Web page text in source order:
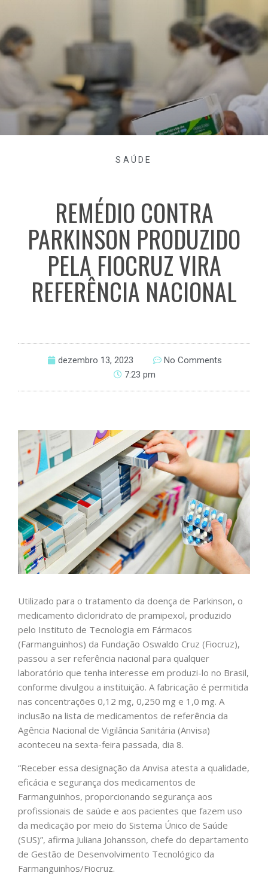
SAÚDE
REMÉDIO CONTRA
PARKINSON PRODUZIDO
PELA FIOCRUZ VIRA
REFERÊNCIA NACIONAL
dezembro 13, 2023
No Comments
7:23 pm
Utilizado para o tratamento da doença de Parkinson, o
medicamento dicloridrato de pramipexol, produzido
pelo Instituto de Tecnologia em Fármacos
(Farmanguinhos) da Fundação Oswaldo Cruz (Fiocruz),
passou a ser referência nacional para qualquer
laboratório que tenha interesse em produzi-lo no Brasil,
conforme divulgou a instituição. A fabricação é permitida
nas concentrações 0,12 mg, 0,250 mg e 1,0 mg. A
inclusão na lista de medicamentos de referência da
Agência Nacional de Vigilância Sanitária (Anvisa)
aconteceu na sexta-feira passada, dia 8.
“Receber essa designação da Anvisa atesta a qualidade,
eficácia e segurança dos medicamentos de
Farmanguinhos, proporcionando segurança aos
profissionais de saúde e aos pacientes que fazem uso
da medicação por meio do Sistema Único de Saúde
(SUS)”, afirma Juliana Johansson, chefe do departamento
de Gestão de Desenvolvimento Tecnológico da
Farmanguinhos/Fiocruz.